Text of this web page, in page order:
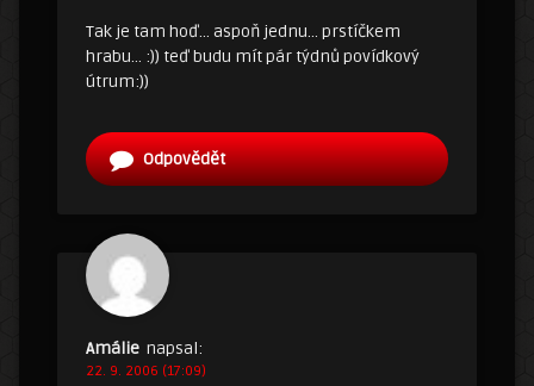
Tak je tam hoď… aspoň jednu… prstíčkem
hrabu… :)) teď budu mít pár týdnů povídkový
útrum:))
Odpovědět
Amálie napsal:
22. 9. 2006 (17:09)